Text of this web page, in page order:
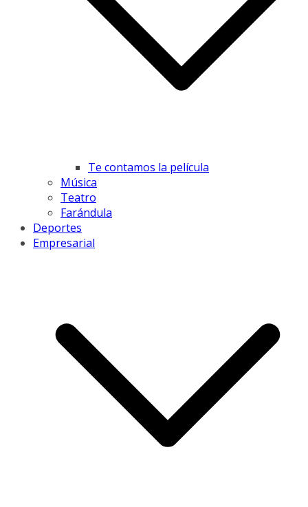
Te contamos la película
Música
Teatro
Farándula
Deportes
Empresarial